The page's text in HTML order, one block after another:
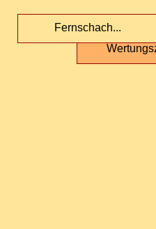
Fernschach...